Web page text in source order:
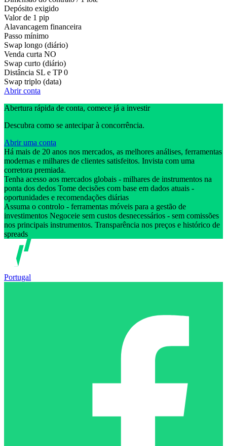
Depósito exigido
Valor de 1 pip
Alavancagem financeira
Passo mínimo
Swap longo (diário)
Venda curta NO
Swap curto (diário)
Distância SL e TP 0
Swap triplo (data)
Abrir conta
Abertura rápida de conta, comece já a investir
Descubra como se antecipar à concorrência.
Abrir uma conta
Há mais de 20 anos nos mercados, as melhores análises, ferramentas
modernas e milhares de clientes satisfeitos. Invista com uma
corretora premiada.
Tenha acesso aos mercados globais - milhares de instrumentos na
ponta dos dedos Tome decisões com base em dados atuais -
oportunidades e recomendações diárias
Assuma o controlo - ferramentas móveis para a gestão de
investimentos Negoceie sem custos desnecessários - sem comissões
nos principais instrumentos. Transparência nos preços e histórico de
spreads
Portugal